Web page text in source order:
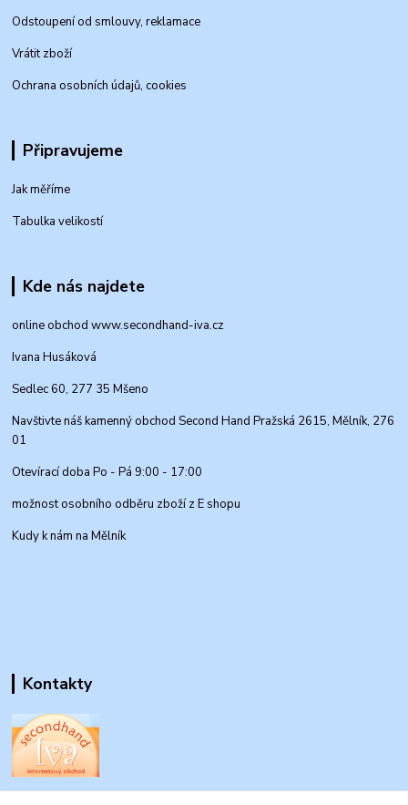
Odstoupení od smlouvy, reklamace
Vrátit zboží
Ochrana osobních údajů, cookies
Připravujeme
Jak měříme
Tabulka velikostí
Kde nás najdete
online obchod www.secondhand-iva.cz
Ivana Husáková
Sedlec 60, 277 35 Mšeno
Navštivte náš kamenný obchod Second Hand Pražská 2615, Mělník, 276
01
Otevírací doba Po - Pá 9:00 - 17:00
možnost osobního odběru zboží z E shopu
Kudy k nám na Mělník
Kontakty